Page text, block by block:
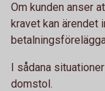
Om kunden anser
kravet kan ärendet
I sådana
domstol.